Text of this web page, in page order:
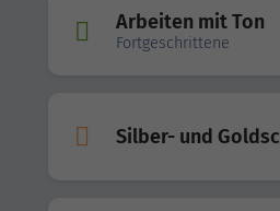
Arbeiten mit Ton
Fortgeschrittene
Silber- und